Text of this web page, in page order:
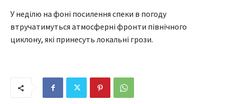
У неділю на фоні посилення спеки в погоду
втручатимуться атмосферні фронти північного
циклону, які принесуть локальні грози.